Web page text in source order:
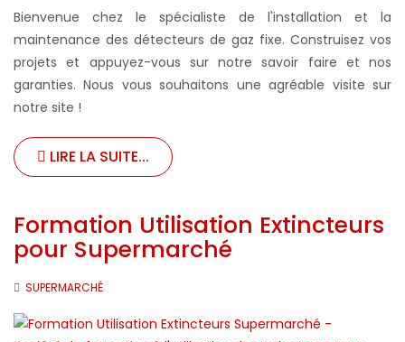
Bienvenue chez le spécialiste de l'installation et la
maintenance des détecteurs de gaz fixe. Construisez vos
projets et appuyez-vous sur notre savoir faire et nos
garanties. Nous vous souhaitons une agréable visite sur
notre site !
LIRE LA SUITE...
Formation Utilisation Extincteurs
pour Supermarché
SUPERMARCHÉ